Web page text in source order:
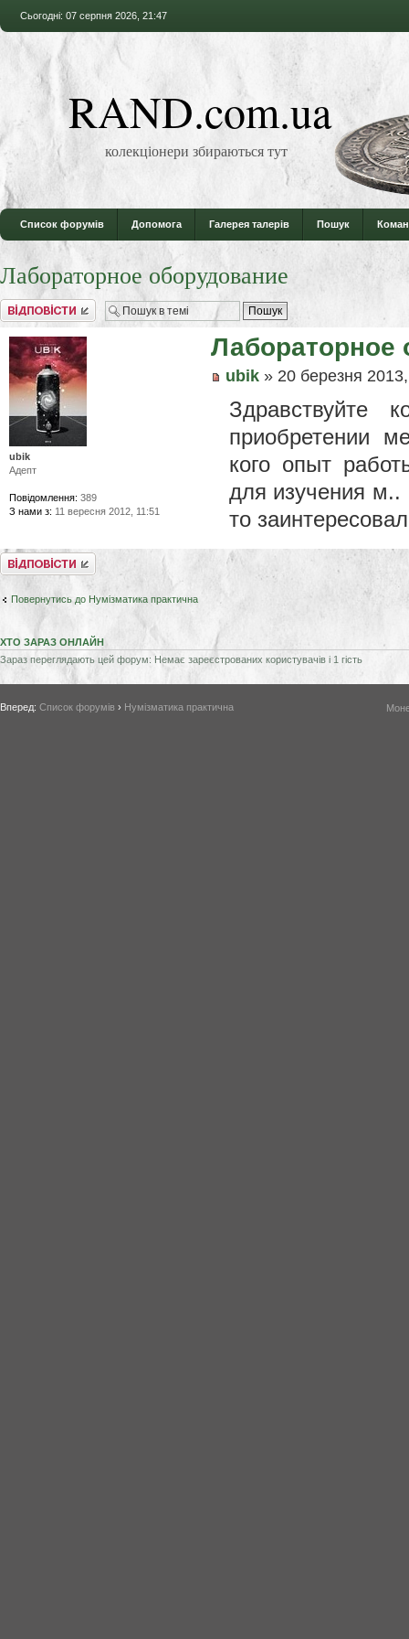
Сьогодні: 07 серпня 2026, 21:47
RAND.com.ua
колекціонери збираються тут
Список форумів Допомога Галерея талерів Пошук
Лабораторное оборудование
Відповісти
Лабораторное
ubik» 20 березня
приобретении
кого опыт
для изучения м..
то
ubik
Адепт
Повідомлення: 389
З нами з: 11 вересня 2012, 11:51
Відповісти
Повернутись до Нумізматика практична
ХТО ЗАРАЗ ОНЛАЙН
Зараз переглядають цей форум: Немає зареєстрованих користувачів і 1 гість
Вперед: Список форумів › Нумізматика практична